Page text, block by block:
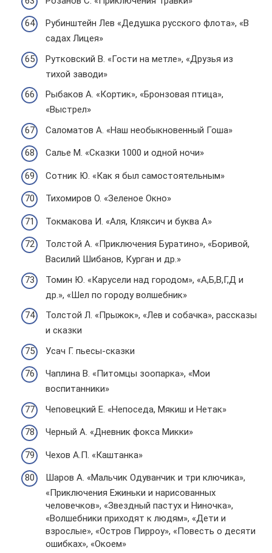
Рубинштейн Лев «Дедушка русского флота», «В
садах Лицея»
Рутковский В. «Гости на метле», «Друзья из
тихой заводи»
Рыбаков А. «Кортик», «Бронзовая птица»,
«Выстрел»
Саломатов А. «Наш необыкновенный Гоша»
Салье М. «Сказки 1000 и одной ночи»
Сотник Ю. «Как я был самостоятельным»
Тихомиров О. «Зеленое Окно»
Токмакова И. «Аля, Кляксич и буква А»
Толстой А. «Приключения Буратино», «Боривой,
Василий Шибанов, Курган и др.»
Томин Ю. «Карусели над городом», «А,Б,В,Г,Д и
др.», «Шел по городу волшебник»
Толстой Л. «Прыжок», «Лев и собачка», рассказы
и сказки
Усач Г. пьесы-сказки
Чаплина В. «Питомцы зоопарка», «Мои
воспитанники»
Чеповецкий Е. «Непоседа, Мякиш и Нетак»
Черный А. «Дневник фокса Микки»
Чехов А.П. «Каштанка»
Шаров А. «Мальчик Одуванчик и три ключика»,
«Приключения Ежиньки и нарисованных
человечков», «Звездный пастух и Ниночка»,
«Волшебники приходят к людям», «Дети и
взрослые», «Остров Пирроу», «Повесть о десяти
ошибках», «Окоем»